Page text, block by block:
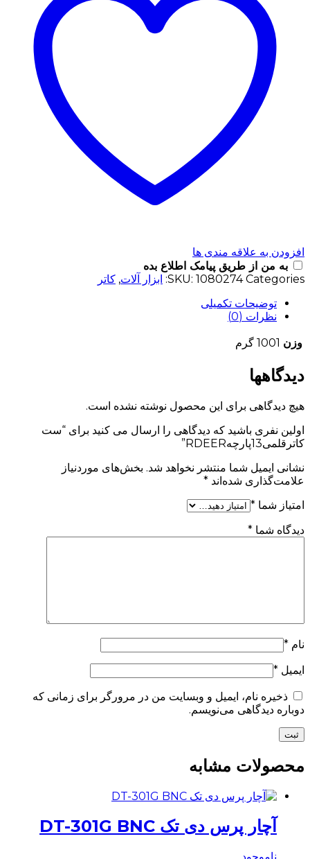
افزودن به علاقه مندی ها
به من از طریق پیامک اطلاع بده
SKU: 1080274 Categories: ابزار آلات, کاتر
توضیحات تکمیلی
نظرات (0)
وزن 1001 گرم
دیدگاهها
هیچ دیدگاهی برای این محصول نوشته نشده است.
اولین نفری باشید که دیدگاهی را ارسال می کنید برای “ست
کاترقلمی13پارچهRDEER”
نشانی ایمیل شما منتشر نخواهد شد. بخش‌های موردنیاز
علامت‌گذاری شده‌اند *
امتیاز شما *
دیدگاه شما *
نام *
ایمیل *
ذخیره نام، ایمیل و وبسایت من در مرورگر برای زمانی که
دوباره دیدگاهی می‌نویسم.
محصولات مشابه
آچار پرس دی تک DT-301G BNC